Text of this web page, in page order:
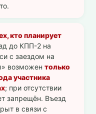
кто планирует
до КПП-2 на
с заездом на
возможен только
участника
; при отсутствии
запрещён. Въезд
в связи с